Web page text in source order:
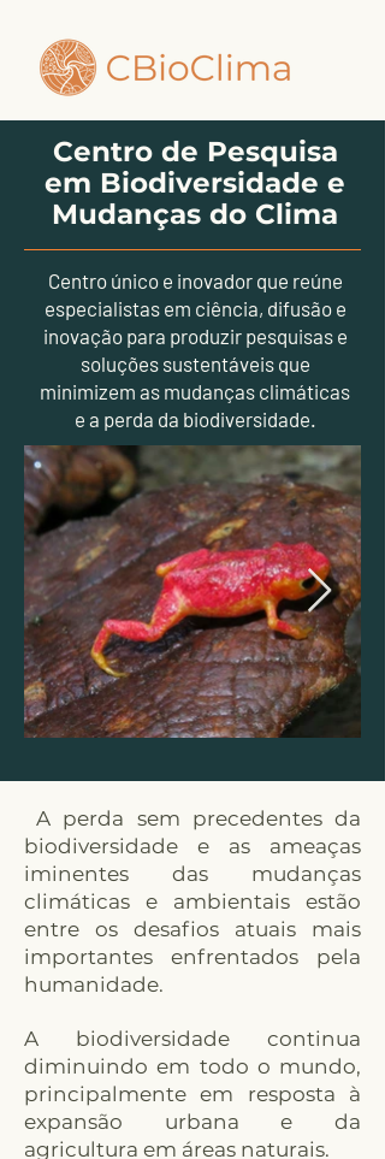
Centro de Pesquisa
em Biodiversidade e
Mudanças do Clima
Centro único e inovador que reúne
especialistas em ciência, difusão e
inovação para produzir pesquisas e
soluções sustentáveis que
minimizem as mudanças climáticas
e a perda da biodiversidade.
A perda sem precedentes da
biodiversidade e as ameaças
iminentes das mudanças
climáticas e ambientais estão
entre os desafios atuais mais
importantes enfrentados pela
humanidade.
A biodiversidade continua
diminuindo em todo o mundo,
principalmente em resposta à
expansão urbana e da
agricultura em áreas naturais.